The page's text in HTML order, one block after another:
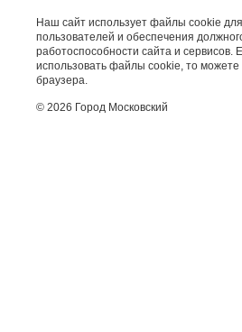
Наш сайт использует файлы cookie
пользователей и обеспечения
работоспособности сайта и сервисов.
использовать файлы cookie, то можете
браузера.
© 2026 Город Московский